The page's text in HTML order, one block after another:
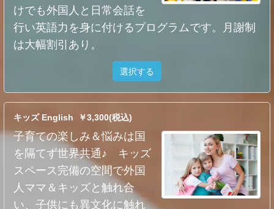
けでも外国人と日常会話を
行い英語力を身に付けるプログラムです。月謝制
は大幅割引あり。
選択する
キッズ English ￥3,300(税込)
子育ての楽しみ＆悩みは国
を隔てず世界共通♪ キッズ
スペース完備の空間で外国
人ママ＆キッズと触れ合
い、子供にも異文化に触れ